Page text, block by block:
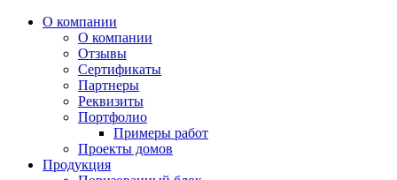
О компании
О компании
Отзывы
Сертификаты
Партнеры
Реквизиты
Портфолио
Примеры работ
Проекты домов
Продукция